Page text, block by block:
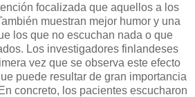
focalizada que aquellos a los
muestran mejor humor y una
los que no escuchan nada o que
Los investigadores finlandeses
vez que se observa este efecto
puede resultar de gran importancia
concreto, los pacientes escucharon